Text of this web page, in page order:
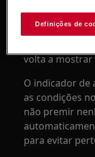
2. O indicador
mostra a
volta a
O indicador de
as condições
não premir
para evitar
Definições de